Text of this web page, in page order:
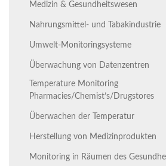
Medizin & Gesundheitswesen
Nahrungsmittel- und Tabakindustrie
Umwelt-Monitoringsysteme
Überwachung von Datenzentren
Temperature Monitoring
Pharmacies/Chemist’s/Drugstores
Überwachen der Temperatur
Herstellung von Medizinprodukten
Monitoring in Räumen des